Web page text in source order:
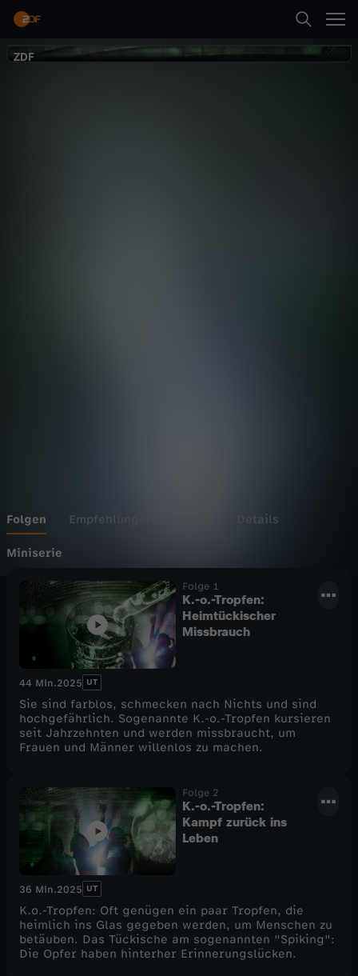
ZDF
Folgen Empfehlungen Details
Miniserie
Folge 1
K.-o.-Tropfen:
Heimtückischer
Missbrauch
44 Min.2025 UT
Sie sind farblos, schmecken nach Nichts und sind
hochgefährlich. Sogenannte K.-o.-Tropfen kursieren
seit Jahrzehnten und werden missbraucht, um
Frauen und Männer willenlos zu machen.
Folge 2
K.-o.-Tropfen:
Kampf zurück ins
Leben
36 Min.2025 UT
K.o.-Tropfen: Oft genügen ein paar Tropfen, die
heimlich ins Glas gegeben werden, um Menschen zu
betäuben. Das Tückische am sogenannten "Spiking":
Die Opfer haben hinterher Erinnerungslücken.